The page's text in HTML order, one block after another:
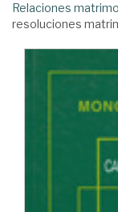
Relaciones
resoluciones